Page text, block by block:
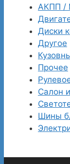
АКПП /
Диски
Другое
Прочее
Салон
Шины